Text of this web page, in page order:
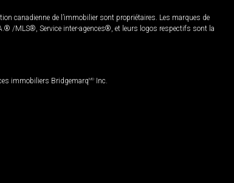
canadienne de l’immobilier sont propriétaires. Les marques de
/MLS®, Service inter-agences®, et leurs logos respectifs sont la
immobiliers BridgemarqMD Inc.